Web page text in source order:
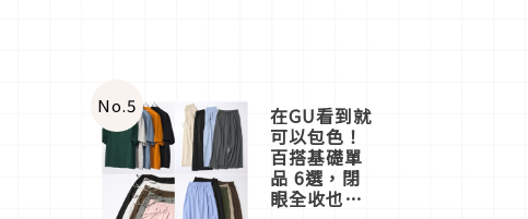
No.5 在GU看到就
可以包色！
百搭基礎單
品 6選，閉
眼全收也不